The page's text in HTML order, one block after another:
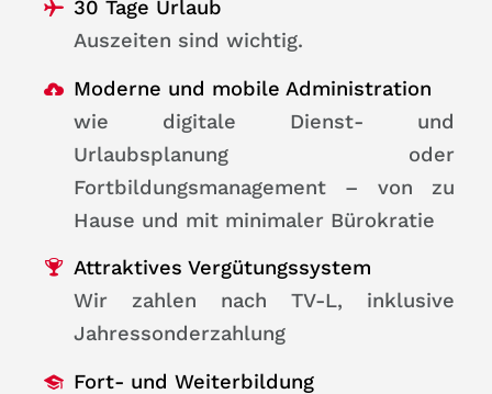
30 Tage Urlaub
Auszeiten sind wichtig.
Moderne und mobile Administration
wie digitale Dienst- und
Urlaubsplanung oder
Fortbildungsmanagement – von zu
Hause und mit minimaler Bürokratie
Attraktives Vergütungssystem
Wir zahlen nach TV-L, inklusive
Jahressonderzahlung
Fort- und Weiterbildung